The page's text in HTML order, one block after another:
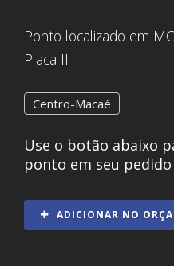
Ponto localizado em
Placa II
Centro-Macaé
Use o botão abaixo
ponto em seu
ADICIONAR NO